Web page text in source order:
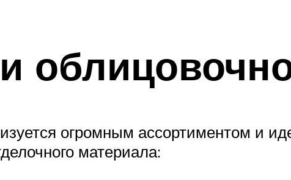
огромным ассортиментом и
материала: